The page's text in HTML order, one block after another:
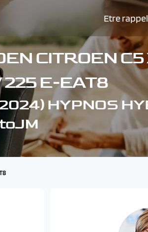
Etre
CITROEN
225 E-EAT8
HYPNOS